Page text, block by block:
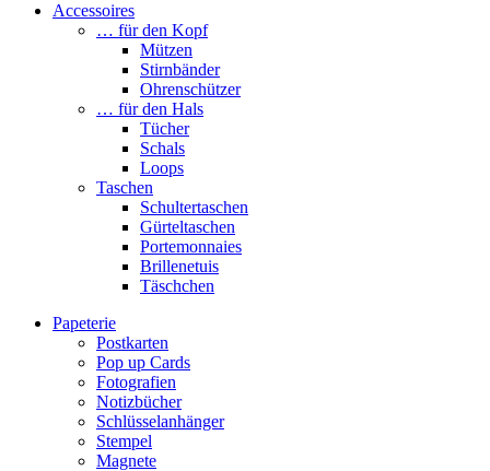
Accessoires
… für den Kopf
Mützen
Stirnbänder
Ohrenschützer
… für den Hals
Tücher
Schals
Loops
Taschen
Schultertaschen
Gürteltaschen
Portemonnaies
Brillenetuis
Täschchen
Papeterie
Postkarten
Pop up Cards
Fotografien
Notizbücher
Schlüsselanhänger
Stempel
Magnete